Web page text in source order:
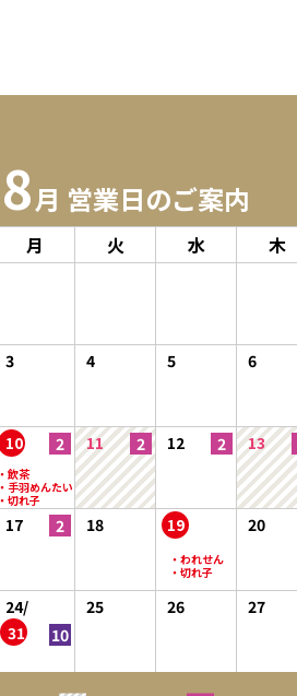
8月 営業日のご案内
月 火 水 木
3 4 5 6
10 11 12 13
17 18 19 20
24/
31
25 26 27